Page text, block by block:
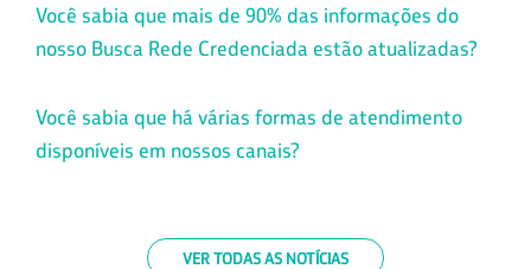
Você sabia que mais de 90% das informações do
nosso Busca Rede Credenciada estão atualizadas?
Você sabia que há várias formas de atendimento
disponíveis em nossos canais?
VER TODAS AS NOTÍCIAS